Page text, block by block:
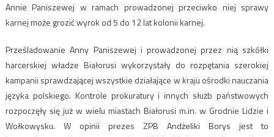
Annie Paniszewej w ramach prowadzonej przeciwko niej sprawy
karnej może grozić wyrok od 5 do 12 lat kolonii karnej.
Prześladowanie Anny Paniszewej i prowadzonej przez nią szkółki
harcerskiej władze Białorusi wykorzystały do rozpętania szerokiej
kampanii sprawdzającej wszystkie działające w kraju ośrodki nauczania
języka polskiego. Kontrole prokuratury i innych służb państwowych
rozpoczęły się już w wielu miastach Białorusi m.in. w Grodnie Lidzie i
Wołkowysku. W opinii prezes ZPB Andżeliki Borys jest to